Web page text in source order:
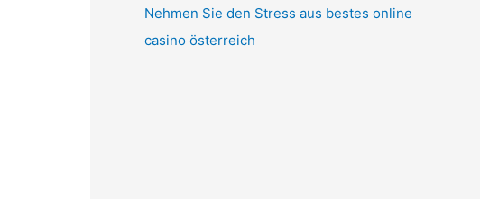
Nehmen Sie den Stress aus bestes online
casino österreich